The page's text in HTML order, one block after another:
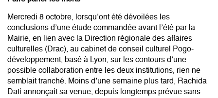
Mercredi 8 octobre, lorsqu’ont été dévoilées les
conclusions d’une étude commandée avant l’été par la
Mairie, en lien avec la Direction régionale des affaires
culturelles (Drac), au cabinet de conseil culturel Pogo-
développement, basé à Lyon, sur les contours d’une
possible collaboration entre les deux institutions, rien ne
semblait tranché. Moins d’une semaine plus tard, Rachida
Dati annonçait sa venue, depuis longtemps prévue sans